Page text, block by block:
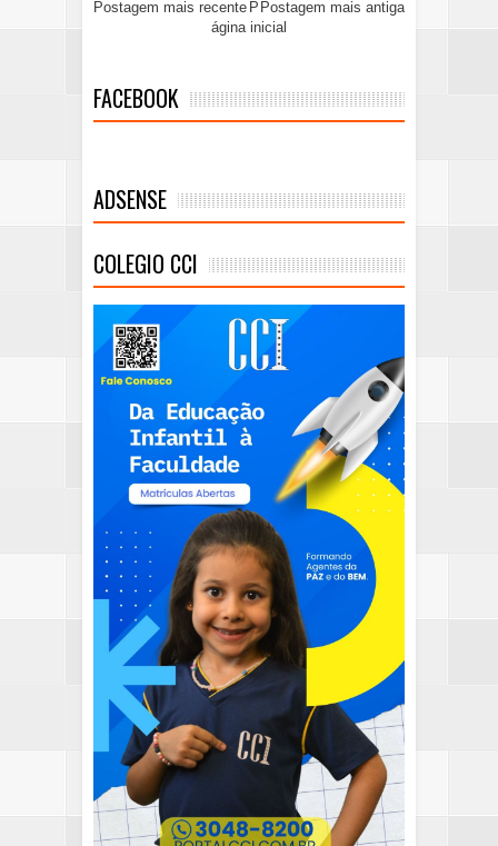
Postagem mais recente Postagem mais antiga
P
ágina inicial
FACEBOOK
ADSENSE
COLEGIO CCI